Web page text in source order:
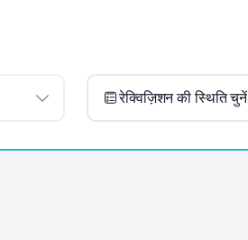
रेक्विज़िशन की स्थिति चुनें